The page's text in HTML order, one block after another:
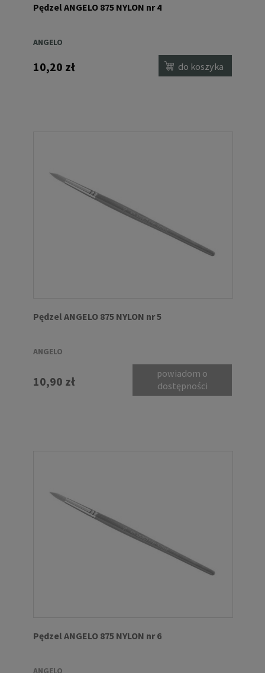
Pędzel ANGELO 875 NYLON nr 4
ANGELO
10,20 zł do koszyka
Pędzel ANGELO 875 NYLON nr 5
ANGELO
10,90 zł
powiadom o
dostępności
Pędzel ANGELO 875 NYLON nr 6
ANGELO